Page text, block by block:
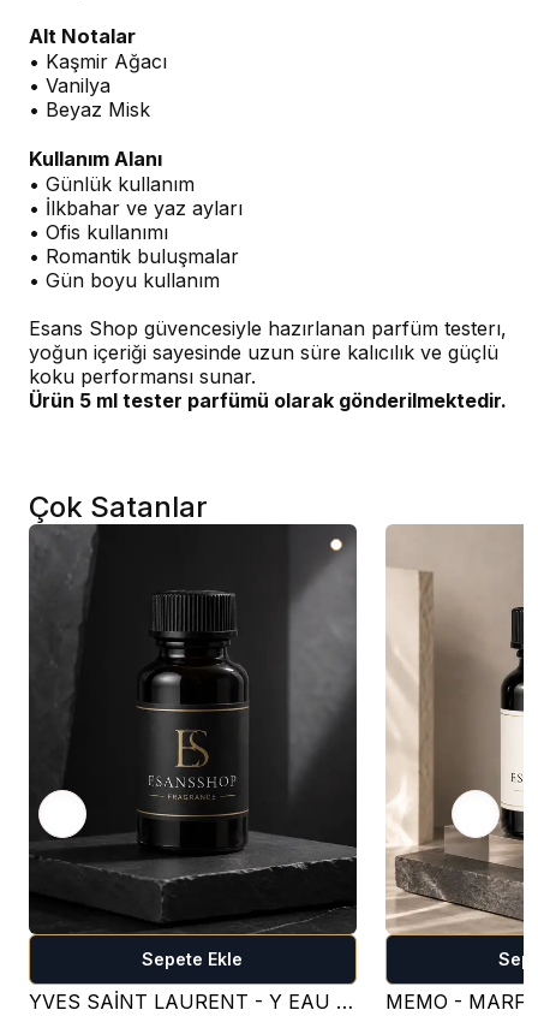
Alt Notalar
• Kaşmir Ağacı
• Vanilya
• Beyaz Misk
Kullanım Alanı
• Günlük kullanım
• İlkbahar ve yaz ayları
• Ofis kullanımı
• Romantik buluşmalar
• Gün boyu kullanım
Esans Shop güvencesiyle hazırlanan parfüm testerı,
yoğun içeriği sayesinde uzun süre kalıcılık ve güçlü
koku performansı sunar.
Ürün 5 ml tester parfümü olarak gönderilmektedir.
Çok Satanlar
Sepete Ekle
YVES SAİNT LAURENT - Y EAU DE PARFUM PARFÜM ESANSI ( TATLI )